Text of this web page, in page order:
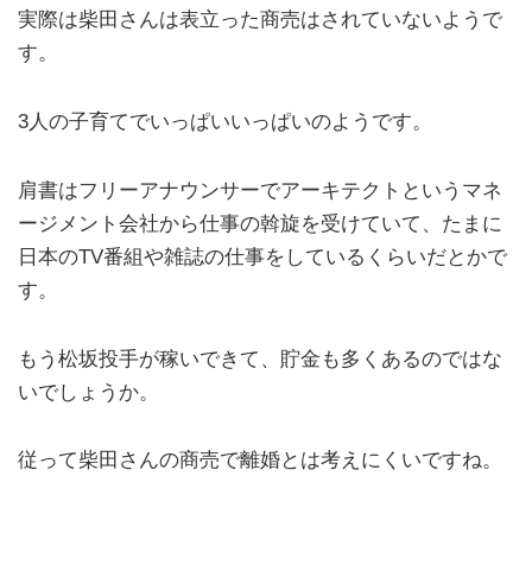
実際は柴田さんは表立った商売はされていないようで
す。
3人の子育てでいっぱいいっぱいのようです。
肩書はフリーアナウンサーでアーキテクトというマネ
ージメント会社から仕事の斡旋を受けていて、たまに
日本のTV番組や雑誌の仕事をしているくらいだとかで
す。
もう松坂投手が稼いできて、貯金も多くあるのではな
いでしょうか。
従って柴田さんの商売で離婚とは考えにくいですね。